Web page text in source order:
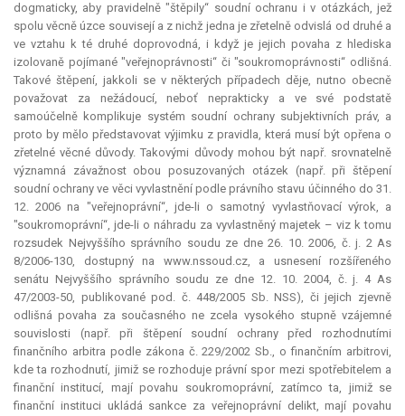
dogmaticky, aby pravidelně "štěpily“ soudní ochranu i v otázkách, jež
spolu věcně úzce souvisejí a z nichž jedna je zřetelně odvislá od druhé a
ve vztahu k té druhé doprovodná, i když je jejich povaha z hlediska
izolovaně pojímané "veřejnoprávnosti“ či "soukromoprávnosti“ odlišná.
Takové štěpení, jakkoli se v některých případech děje, nutno obecně
považovat za nežádoucí, neboť neprakticky a ve své podstatě
samoúčelně komplikuje systém soudní ochrany subjektivních práv, a
proto by mělo představovat výjimku z pravidla, která musí být opřena o
zřetelné věcné důvody. Takovými důvody mohou být např. srovnatelně
významná závažnost obou posuzovaných otázek (např. při štěpení
soudní ochrany ve věci vyvlastnění podle právního stavu účinného do 31.
12. 2006 na "veřejnoprávní“, jde-li o samotný vyvlastňovací výrok, a
"soukromoprávní“, jde-li o náhradu za vyvlastněný majetek – viz k tomu
rozsudek Nejvyššího správního soudu ze dne 26. 10. 2006, č. j. 2 As
8/2006-130, dostupný na www.nssoud.cz, a usnesení rozšířeného
senátu Nejvyššího správního soudu ze dne 12. 10. 2004, č. j. 4 As
47/2003-50, publikované pod. č. 448/2005 Sb. NSS), či jejich zjevně
odlišná povaha za současného ne zcela vysokého stupně vzájemné
souvislosti (např. při štěpení soudní ochrany před rozhodnutími
finančního arbitra podle zákona č. 229/2002 Sb., o finančním arbitrovi,
kde ta rozhodnutí, jimiž se rozhoduje právní spor mezi spotřebitelem a
finanční institucí, mají povahu soukromoprávní, zatímco ta, jimiž se
finanční instituci ukládá sankce za veřejnoprávní delikt, mají povahu